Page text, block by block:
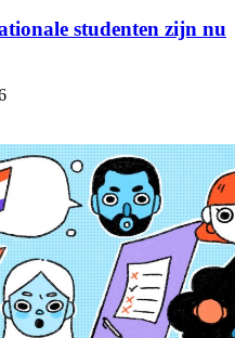
studenten zijn nu